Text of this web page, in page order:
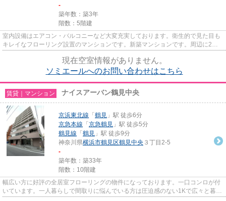
-
築年数：築3年
階数：5階建
室内設備はエアコン・バルコニーなど大変充実しております。衛生的で見た目も
キレイなフローリング設置のマンションです。新築マンションです。周辺に2駅
現在空室情報がありません。
ソミエールへのお問い合わせはこちら
賃貸｜マンション ナイスアーバン鶴見中央
京浜東北線 「 鶴見 」駅 徒歩6分
京急本線 「 京急鶴見 」駅 徒歩5分
鶴見線 「 鶴見 」駅 徒歩9分
神奈川県横浜市鶴見区鶴見中央 ３丁目2-5
-
築年数：築33年
階数：10階建
幅広い方に好評の全居室フローリングの物件になっております。一口コンロが付
いています。一人暮らしで間取りに悩んでいる方は圧迫感のない1Kで広々と暮ら